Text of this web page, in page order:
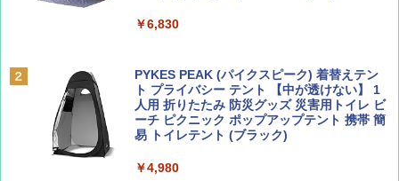
￥713
￥2,695
￥6,830
PYKES PEAK (パイクスピーク) 着替えテン
ト プライバシー テント 【中が透けない】 1
人用 折りたたみ 防災グッズ 災害用トイレ ビ
ーチ ピクニック ポップアップテント 携帯 簡
易 トイレテント (ブラック)
￥4,980